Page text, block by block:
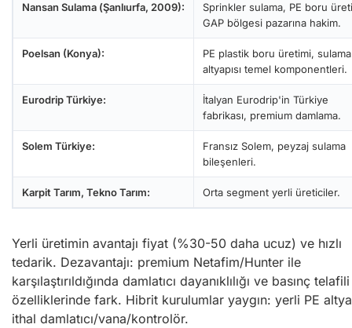
Nansan Sulama (Şanlıurfa, 2009):
Sprinkler sulama, PE boru
GAP bölgesi pazarına hakim.
Poelsan (Konya):
PE plastik boru üretimi, sulama
altyapısı temel komponentleri.
Eurodrip Türkiye:
İtalyan Eurodrip'in Türkiye
fabrikası, premium damlama.
Solem Türkiye:
Fransız Solem, peyzaj sulama
bileşenleri.
Karpit Tarım, Tekno Tarım: Orta segment yerli üreticiler.
Yerli üretimin avantajı fiyat (%30-50 daha ucuz) ve hızlı
tedarik. Dezavantajı: premium Netafim/Hunter ile
karşılaştırıldığında damlatıcı dayanıklılığı ve basınç telafili
özelliklerinde fark. Hibrit kurulumlar yaygın: yerli PE
ithal damlatıcı/vana/kontrolör.